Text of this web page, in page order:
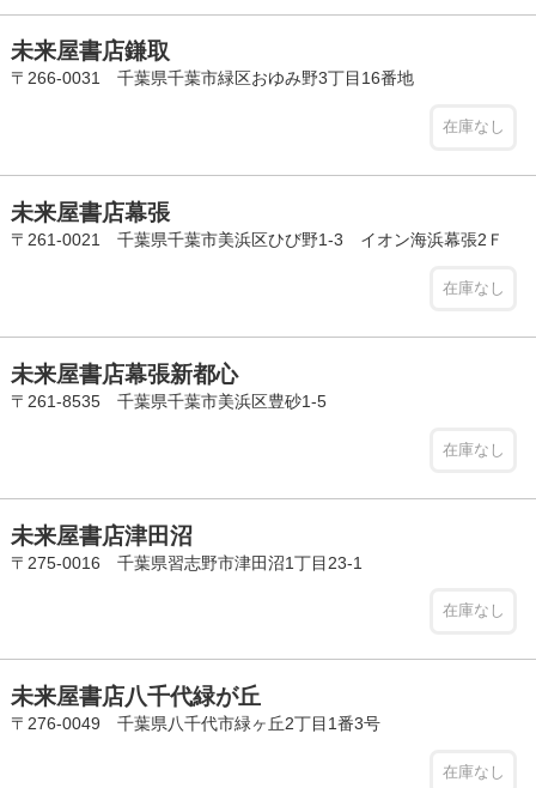
未来屋書店鎌取
〒266-0031 千葉県千葉市緑区おゆみ野3丁目16番地
在庫なし
未来屋書店幕張
〒261-0021 千葉県千葉市美浜区ひび野1-3 イオン海浜幕張2Ｆ
在庫なし
未来屋書店幕張新都心
〒261-8535 千葉県千葉市美浜区豊砂1-5
在庫なし
未来屋書店津田沼
〒275-0016 千葉県習志野市津田沼1丁目23-1
在庫なし
未来屋書店八千代緑が丘
〒276-0049 千葉県八千代市緑ヶ丘2丁目1番3号
在庫なし